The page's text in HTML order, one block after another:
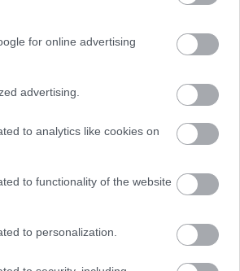
for online advertising
advertising.
to analytics like cookies on
to functionality of the website
to personalization.